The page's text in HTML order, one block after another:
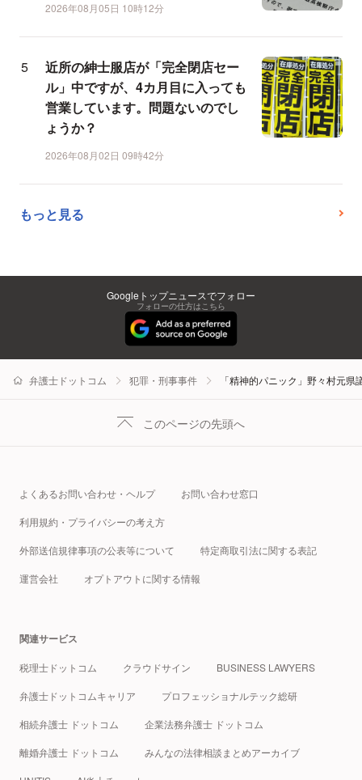
2026年08月05日 10時12分
近所の紳士服店が「完全閉店セー
ル」中ですが、4カ月目に入っても
営業しています。問題ないのでし
ょうか？
2026年08月02日 09時42分
もっと見る
Googleトップニュースでフォロー
フォローの仕方はこちら
弁護士ドットコム 犯罪・刑事事件 「精神的パニック」野々村元
このページの先頭へ
よくあるお問い合わせ・ヘルプ お問い合わせ窓口
利用規約・プライバシーの考え方
外部送信規律事項の公表等について 特定商取引法に関する表記
運営会社 オプトアウトに関する情報
関連サービス
税理士ドットコム クラウドサイン BUSINESS LAWYERS
弁護士ドットコムキャリア プロフェッショナルテック総研
相続弁護士 ドットコム 企業法務弁護士 ドットコム
離婚弁護士 ドットコム みんなの法律相談まとめアーカイブ